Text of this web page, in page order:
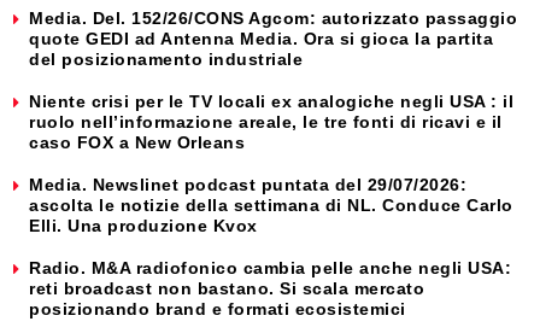
Media. Del. 152/26/CONS Agcom: autorizzato passaggio
quote GEDI ad Antenna Media. Ora si gioca la partita
del posizionamento industriale
Niente crisi per le TV locali ex analogiche negli USA : il
ruolo nell’informazione areale, le tre fonti di ricavi e il
caso FOX a New Orleans
Media. Newslinet podcast puntata del 29/07/2026:
ascolta le notizie della settimana di NL. Conduce Carlo
Elli. Una produzione Kvox
Radio. M&A radiofonico cambia pelle anche negli USA:
reti broadcast non bastano. Si scala mercato
posizionando brand e formati ecosistemici